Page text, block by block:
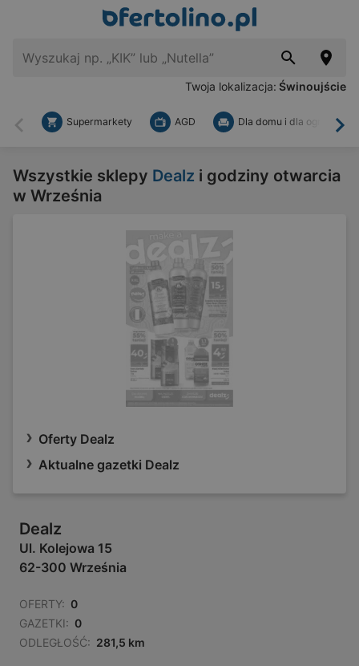
Twoja lokalizacja: Świnoujście
Wstecz
Supermarkety AGD Dla domu i dla ogrodu
Wszystkie sklepy Dealz i godziny otwarcia
w Września
Oferty Dealz
Aktualne gazetki Dealz
Dealz
Ul. Kolejowa 15
62-300 Września
OFERTY: 0
GAZETKI: 0
ODLEGŁOŚĆ: 281,5 km